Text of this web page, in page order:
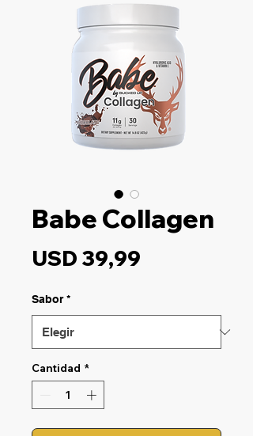
Babe Collagen
USD 39,99
Sabor *
Cantidad *